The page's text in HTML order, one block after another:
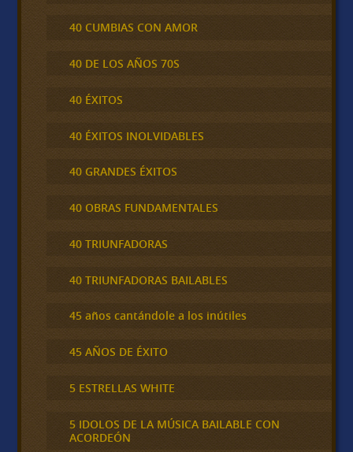
40 CUMBIAS CON AMOR
40 DE LOS AÑOS 70S
40 ÉXITOS
40 ÉXITOS INOLVIDABLES
40 GRANDES ÉXITOS
40 OBRAS FUNDAMENTALES
40 TRIUNFADORAS
40 TRIUNFADORAS BAILABLES
45 años cantándole a los inútiles
45 AÑOS DE ÉXITO
5 ESTRELLAS WHITE
5 IDOLOS DE LA MÚSICA BAILABLE CON
ACORDEÓN